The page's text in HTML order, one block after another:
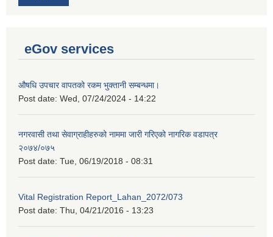
eGov services
औषधि उपचार वापतको रकम भुक्तानी सम्बन्धमा।
Post date: Wed, 07/24/2024 - 14:22
नगरवासी तथा सेवाग्राहीहरुको नाममा जारी गरिएको नागरिक वडापत्र
२०७४/०७५
Post date: Tue, 06/19/2018 - 08:31
Vital Registration Report_Lahan_2072/073
Post date: Thu, 04/21/2016 - 13:23